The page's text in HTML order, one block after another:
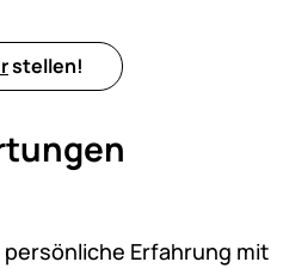
stellen!
Erfahrung mit